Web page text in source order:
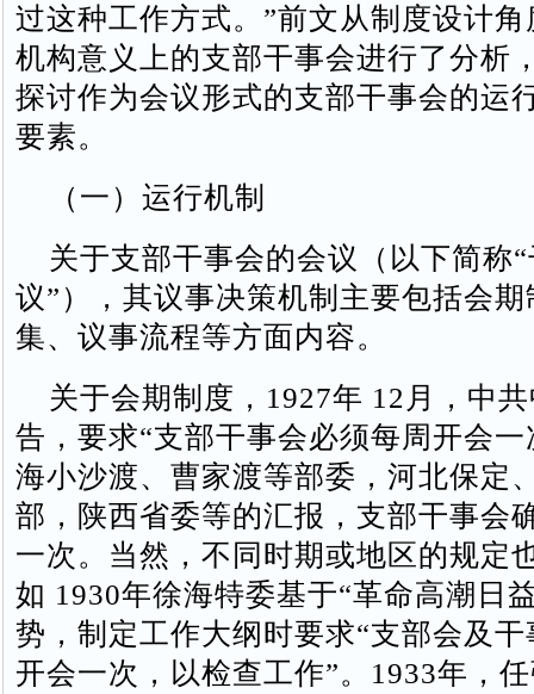
过这种工作方式。”前文从制度设计
机构意义上的支部干事会进行了分析
探讨作为会议形式的支部干事会的运
要素。
（一）运行机制
关于支部干事会的会议（以下简称“
议”），其议事决策机制主要包括会
集、议事流程等方面内容。
关于会期制度，1927年 12月，中
告，要求“支部干事会必须每周开会一
海小沙渡、曹家渡等部委，河北保定
部，陕西省委等的汇报，支部干事会
一次。当然，不同时期或地区的规定
如 1930年徐海特委基于“革命高潮日
势，制定工作大纲时要求“支部会及
开会一次，以检查工作”。1933年，